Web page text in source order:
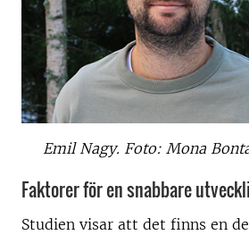
Emil Nagy. Foto: Mona
Faktorer för en snabbare
Studien visar att det finns en